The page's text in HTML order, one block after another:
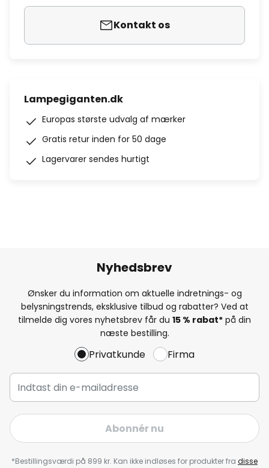
Kontakt os
Lampegiganten.dk
Europas største udvalg af mærker
Gratis retur inden for 50 dage
Lagervarer sendes hurtigt
Nyhedsbrev
Ønsker du information om aktuelle indretnings- og
belysningstrends, eksklusive tilbud og rabatter? Ved at
tilmelde dig vores nyhetsbrev får du 15 % rabat* på din
næste bestilling.
Privatkunde Firma
Abonnér nu
*Bestillingsværdi på 899 kr. Kan ikke indløses for produkter fra disse